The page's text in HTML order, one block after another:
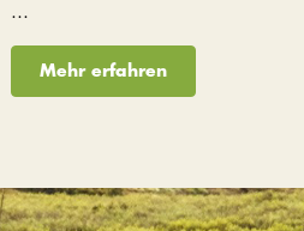
...
Mehr erfahren